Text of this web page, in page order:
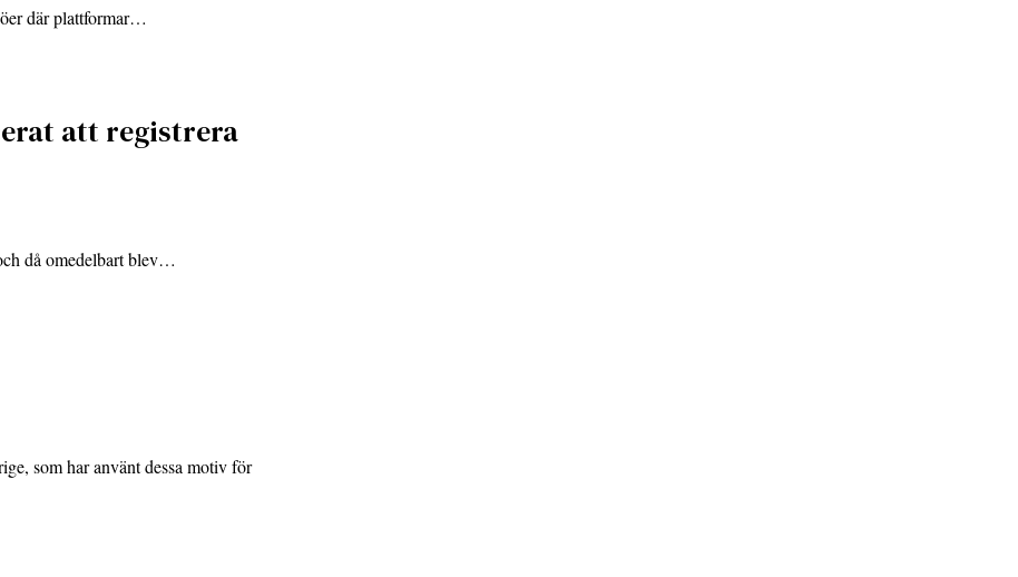
där plattformar…
att registrera
då omedelbart blev…
som har använt dessa motiv för